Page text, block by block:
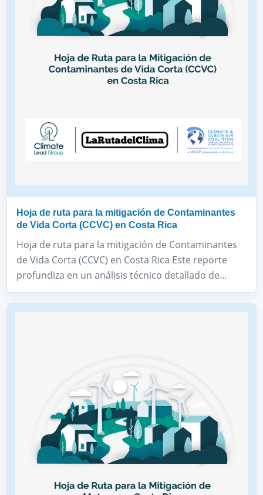
Hoja de ruta para la mitigación de Contaminantes
de Vida Corta (CCVC) en Costa Rica
Hoja de ruta para la mitigación de Contaminantes
de Vida Corta (CCVC) en Costa Rica Este reporte
profundiza en un análisis técnico detallado de...